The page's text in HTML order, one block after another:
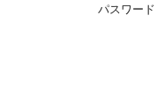
パスワード